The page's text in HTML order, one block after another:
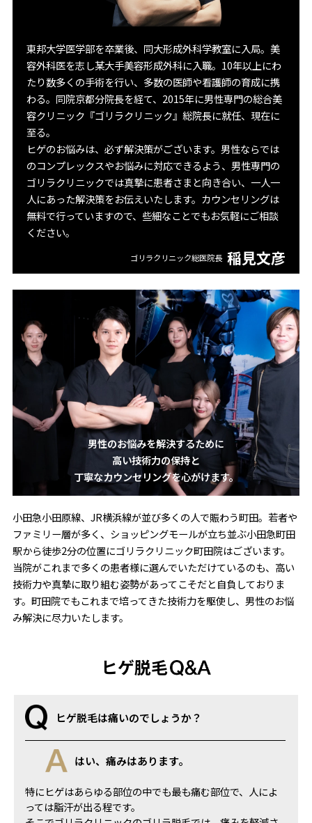
東邦大学医学部を卒業後、同大形成外科学教室に入局。美
容外科医を志し某大手美容形成外科に入職。10年以上にわ
たり数多くの手術を行い、多数の医師や看護師の育成に携
わる。同院京都分院長を経て、2015年に男性専門の総合美
容クリニック『ゴリラクリニック』総院長に就任、現在に
至る。
ヒゲのお悩みは、必ず解決策がございます。男性ならでは
のコンプレックスやお悩みに対応できるよう、男性専門の
ゴリラクリニックでは真摯に患者さまと向き合い、一人一
人にあった解決策をお伝えいたします。カウンセリングは
無料で行っていますので、些細なことでもお気軽にご相談
ください。
ゴリラクリニック総医院長 稲見文彦
男性のお悩みを解決するために
高い技術力の保持と
丁寧なカウンセリングを心がけます。
小田急小田原線、JR横浜線が並び多くの人で賑わう町田。若者や
ファミリー層が多く、ショッピングモールが立ち並ぶ小田急町田
駅から徒歩2分の位置にゴリラクリニック町田院はございます。
当院がこれまで多くの患者様に選んでいただけているのも、高い
技術力や真摯に取り組む姿勢があってこそだと自負しておりま
す。町田院でもこれまで培ってきた技術力を駆使し、男性のお悩
み解決に尽力いたします。
ヒゲ脱毛
ヒゲ脱毛は痛いのでしょうか？
はい、痛みはあります。
特にヒゲはあらゆる部位の中でも最も痛む部位で、人によ
っては脂汗が出る程です。